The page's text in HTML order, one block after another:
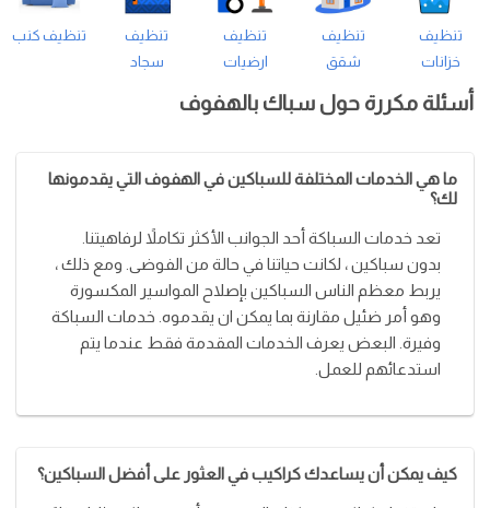
تنظيف
خزانات
تنظيف
شقق
تنظيف
ارضيات
تنظيف
سجاد
تنظيف كنب
أسئلة مكررة حول سباك بالهفوف
ما هي الخدمات المختلفة للسباكين في الهفوف التي يقدمونها
لك؟
تعد خدمات السباكة أحد الجوانب الأكثر تكاملاً لرفاهيتنا.
بدون سباكين ، لكانت حياتنا في حالة من الفوضى. ومع ذلك ،
يربط معظم الناس السباكين بإصلاح المواسير المكسورة
وهو أمر ضئيل مقارنة بما يمكن ان يقدموه. خدمات السباكة
وفيرة. البعض يعرف الخدمات المقدمة فقط عندما يتم
استدعائهم للعمل.
كيف يمكن أن يساعدك كراكيب في العثور على أفضل السباكين؟